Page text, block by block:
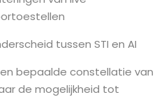
tussen STI en AI
bepaalde constellatie van
de mogelijkheid tot